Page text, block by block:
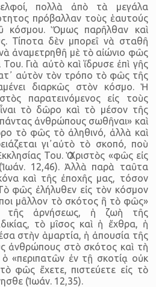
πολλὰ ἀπὸ τὰ μεγάλα
πρόβαλλαν τοὺς ἑαυτούς
κόσμου. Ὅμως παρῆλθαν καὶ
Τίποτα δὲν μπορεῖ νὰ σταθῆ
ἀναμετρηθῆ μὲ τὸ αἰώνιο φῶς
Γιὰ αὐτὸ καὶ ἵδρυσε ἐπὶ γῆς
αὐτὸν τὸν τρόπο τὸ φῶς τῆς
διαρκῶς στὸν κόσμο. Ἡ
παρατεινόμενος εἰς τοὺς
τὸ δῶρο καὶ τὸ μέσον τῆς
ἀνθρώπους σωθῆναι» καὶ
τὸ φῶς τὸ ἀληθινό, ἀλλὰ καὶ
γι᾿αὐτὸ τὸ σκοπό, ποὺ
Του. Ὁ Χριστὸς «φῶς εἰς
12,46). Ἀλλὰ παρὰ ταῦτα
καὶ τῆς ἐποχῆς μας, τόσον
φῶς ἐλήλυθεν εἰς τὸν κόσμον
μᾶλλον τὸ σκότος ἢ τὸ φῶς»
τῆς ἀρνήσεως, ἡ ζωὴ τῆς
τὸ μῖσος καὶ ἡ ἔχθρα, ἡ
στὴν ἁμαρτία, ἡ ἀπουσία τῆς
ἀνθρώπους στὸ σκότος καὶ τὴ
«περιπατῶν ἐν τῇ σκοτίᾳ οὐκ
φῶς ἔχετε, πιστεύετε εἰς τὸ
(Ἰωάν. 12,35).